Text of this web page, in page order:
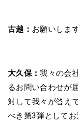
古越： お願いします
大久保：我々の会
るお問い合わせが
対して我々が答え
べき第3弾としてお